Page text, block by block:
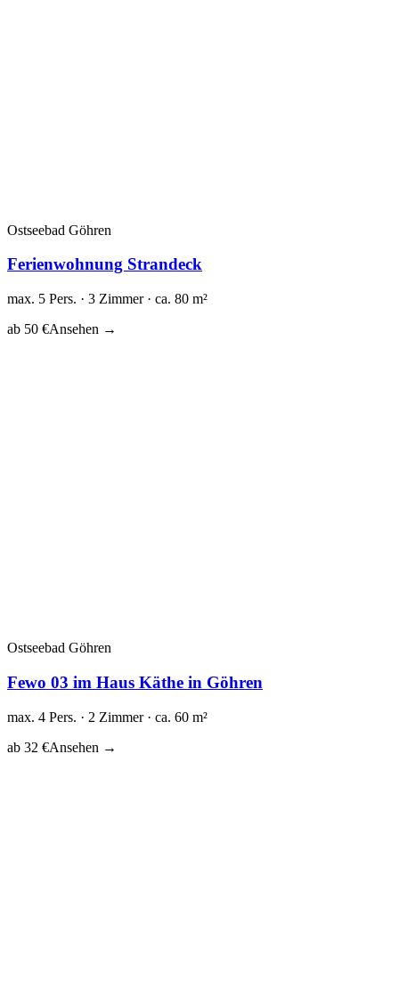
Ostseebad Göhren
Ferienwohnung Strandeck
max. 5 Pers. · 3 Zimmer · ca. 80 m²
ab 50 €Ansehen →
Ostseebad Göhren
Fewo 03 im Haus Käthe in Göhren
max. 4 Pers. · 2 Zimmer · ca. 60 m²
ab 32 €Ansehen →